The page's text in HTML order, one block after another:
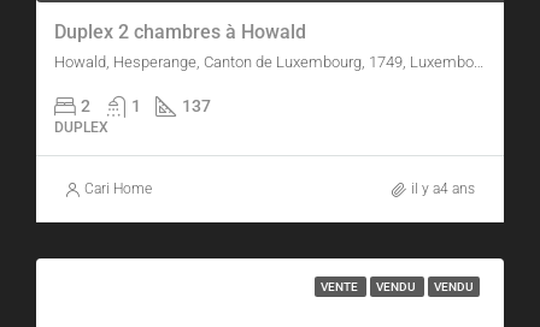
Duplex 2 chambres à Howald
Howald, Hesperange, Canton de Luxembourg, 1749, Luxembourg
2 1 137
DUPLEX
Cari Home il y a4 ans
VENTE VENDU VENDU